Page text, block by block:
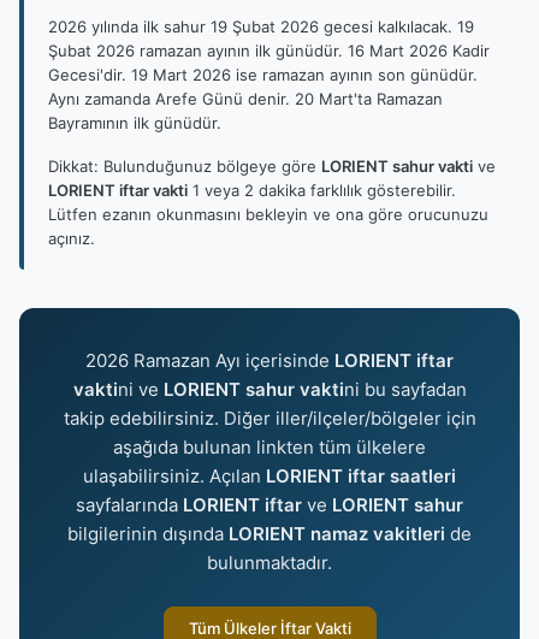
2026 yılında ilk sahur 19 Şubat 2026 gecesi kalkılacak. 19
Şubat 2026 ramazan ayının ilk günüdür. 16 Mart 2026 Kadir
Gecesi'dir. 19 Mart 2026 ise ramazan ayının son günüdür.
Aynı zamanda Arefe Günü denir. 20 Mart'ta Ramazan
Bayramının ilk günüdür.
Dikkat: Bulunduğunuz bölgeye göre LORIENT sahur vakti ve
LORIENT iftar vakti 1 veya 2 dakika farklılık gösterebilir.
Lütfen ezanın okunmasını bekleyin ve ona göre orucunuzu
açınız.
2026 Ramazan Ayı içerisinde LORIENT iftar
vaktini ve LORIENT sahur vaktini bu sayfadan
takip edebilirsiniz. Diğer iller/ilçeler/bölgeler için
aşağıda bulunan linkten tüm ülkelere
ulaşabilirsiniz. Açılan LORIENT iftar saatleri
sayfalarında LORIENT iftar ve LORIENT sahur
bilgilerinin dışında LORIENT namaz vakitleri de
bulunmaktadır.
Tüm Ülkeler İftar Vakti